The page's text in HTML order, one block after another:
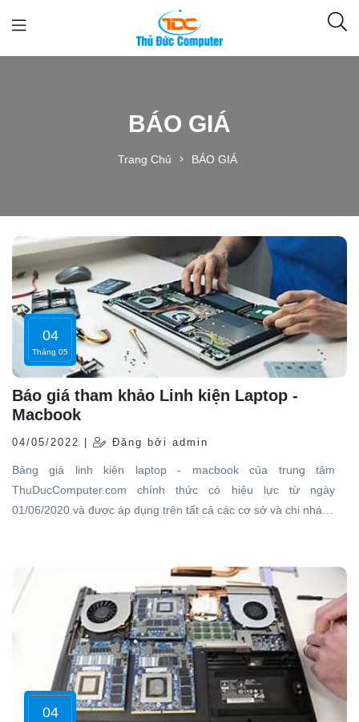
BÁO GIÁ
Trang Chủ BÁO GIÁ
04
Tháng 05
Báo giá tham khảo Linh kiện Laptop -
Macbook
04/05/2022 | Đăng bởi admin
Bảng giá linh kiện laptop - macbook của trung tâm
ThuDucComputer.com chính thức có hiệu lực từ ngày
01/06/2020 và được áp dụng trên tất cả các cơ sở và chi nhánh
04